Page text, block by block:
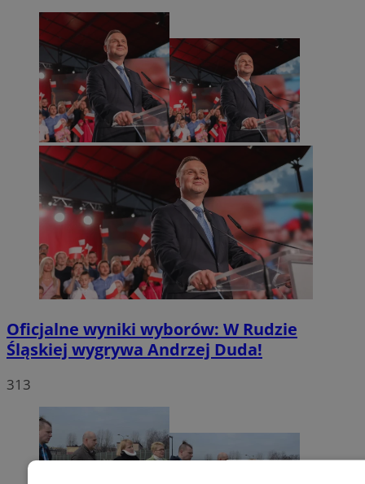
Oficjalne wyniki wyborów: W Rudzie
Śląskiej wygrywa Andrzej Duda!
313